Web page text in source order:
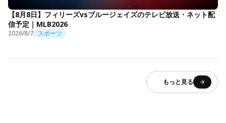
【8月8日】フィリーズvsブルージェイズのテレビ放送・ネット配
信予定｜MLB2026
2026/8/7 スポーツ
もっと見る